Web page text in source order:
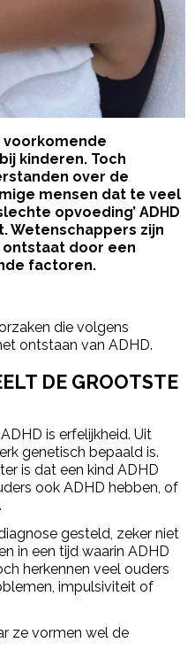
voorkomende
kinderen. Toch
over de
mensen dat te veel
opvoeding’ ADHD
Wetenschappers zijn
ontstaat door een
factoren.
die volgens
ontstaan van ADHD.
DE GROOTSTE
is erfelijkheid. Uit
genetisch bepaald is.
is dat een kind ADHD
ook ADHD hebben, of
gesteld, zeker niet
in een tijd waarin ADHD
herkennen veel ouders
impulsiviteit of
ze vormen wel de